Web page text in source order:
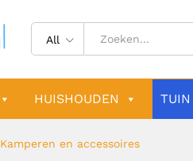
All
HUISHOUDEN TUIN
Kamperen en accessoires